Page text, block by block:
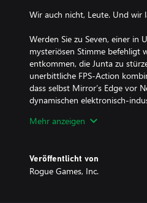
Wir auch nicht, Leute. Und wir
Werden Sie zu Seven, einer in
mysteriösen Stimme befehligt
entkommen, die Junta zu
unerbittliche FPS-Action
dass selbst Mirror’s Edge vor
dynamischen elektronisch-
"Flüssige Bewegung,
Das alles und noch mehr.
Mehr anzeigen
Veröffentlicht von
Rogue Games, Inc.